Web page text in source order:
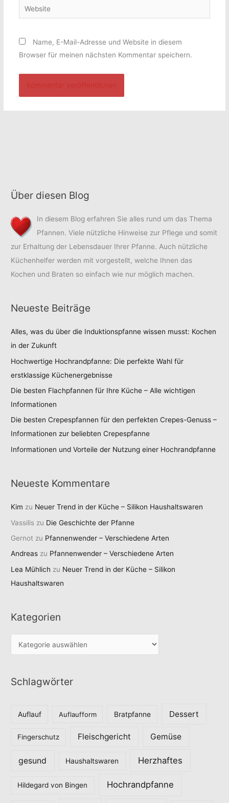
Website
Name, E-Mail-Adresse und Website in diesem
Browser für meinen nächsten Kommentar speichern.
Über diesen Blog
In diesem Blog erfahren Sie alles rund um das Thema
Pfannen. Viele nützliche Hinweise zur Pflege und somit
zur Erhaltung der Lebensdauer Ihrer Pfanne. Auch nützliche
Küchenhelfer werden mit vorgestellt, welche Ihnen das
Kochen und Braten so einfach wie nur möglich machen.
Neueste Beiträge
Alles, was du über die Induktionspfanne wissen musst: Kochen
in der Zukunft
Hochwertige Hochrandpfanne: Die perfekte Wahl für
erstklassige Küchenergebnisse
Die besten Flachpfannen für Ihre Küche – Alle wichtigen
Informationen
Die besten Crepespfannen für den perfekten Crepes-Genuss –
Informationen zur beliebten Crepespfanne
Informationen und Vorteile der Nutzung einer Hochrandpfanne
Neueste Kommentare
Kim zu Neuer Trend in der Küche – Silikon Haushaltswaren
Vassilis zu Die Geschichte der Pfanne
Gernot zu Pfannenwender – Verschiedene Arten
Andreas zu Pfannenwender – Verschiedene Arten
Lea Mühlich zu Neuer Trend in der Küche – Silikon
Haushaltswaren
Kategorien
a
e
Schlagwörter
Auflauf Auflaufform Bratpfanne Dessert
Fingerschutz Fleischgericht Gemüse
gesund Haushaltswaren Herzhaftes
Hildegard von Bingen Hochrandpfanne